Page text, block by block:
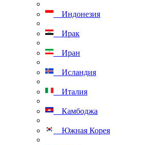
Индонезия
Ирак
Иран
Исландия
Италия
Камбоджа
Южная Корея